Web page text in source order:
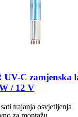
UV-​C zamjenska
/ 12 V
trajanja osvjetljenja
za montažu